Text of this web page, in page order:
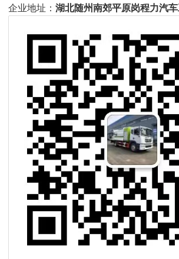
企业地址： 湖北随州南郊平原岗程力汽